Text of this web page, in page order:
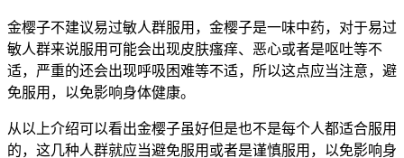
金樱子不建议易过敏人群服用，金樱子是一味中药，对于易过
敏人群来说服用可能会出现皮肤瘙痒、恶心或者是呕吐等不
适，严重的还会出现呼吸困难等不适，所以这点应当注意，避
免服用，以免影响身体健康。
从以上介绍可以看出金樱子虽好但是也不是每个人都适合服用
的，这几种人群就应当避免服用或者是谨慎服用，以免影响身